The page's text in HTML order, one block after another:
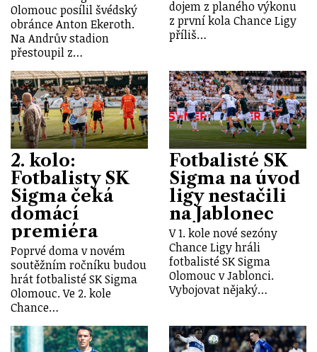
Olomouc posílil švédský
obránce Anton Ekeroth.
Na Andrův stadion
přestoupil z…
dojem z planého výkonu
z první kola Chance Ligy
příliš…
2. kolo:
Fotbalisty SK
Sigma čeká
domácí
premiéra
Poprvé doma v novém
soutěžním ročníku budou
hrát fotbalisté SK Sigma
Olomouc. Ve 2. kole
Chance…
Fotbalisté SK
Sigma na úvod
ligy nestačili
na Jablonec
V 1. kole nové sezóny
Chance Ligy hráli
fotbalisté SK Sigma
Olomouc v Jablonci.
Vybojovat nějaký…